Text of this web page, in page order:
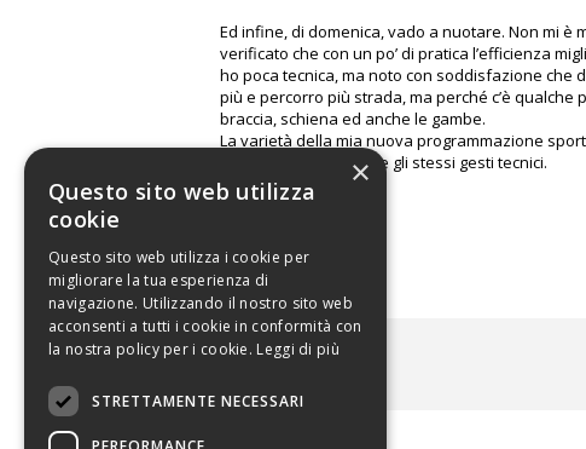
Ed infine, di domenica, vado a nuotare. Non mi
verificato che con un po’ di pratica l’efficienza
ho poca tecnica, ma noto con soddisfazione che
più e percorro più strada, ma perché c’è
braccia, schiena ed anche le gambe.
La varietà della mia nuova programmazione
monotonia nel ripetere gli stessi gesti tecnici.
ALLEGATI
×
Questo sito web utilizza
cookie
Questo sito web utilizza i cookie per
migliorare la tua esperienza di
navigazione. Utilizzando il nostro sito web
acconsenti a tutti i cookie in conformità con
la nostra policy per i cookie. Leggi di più
STRETTAMENTE NECESSARI